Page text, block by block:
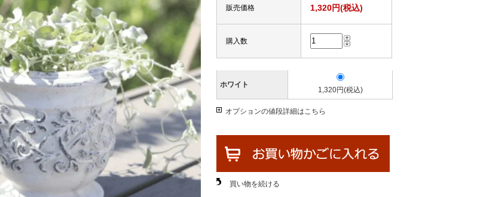
販売価格 1,320円(税込)
購入数
ホワイト
1,320円(税込)
オプションの値段詳細はこちら
買い物を続ける